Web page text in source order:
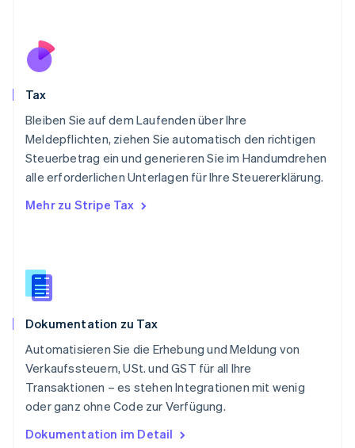
Tax
Bleiben Sie auf dem Laufenden über Ihre
Meldepflichten, ziehen Sie automatisch den richtigen
Steuerbetrag ein und generieren Sie im Handumdrehen
alle erforderlichen Unterlagen für Ihre Steuererklärung.
Mehr zu Stripe Tax
Dokumentation zu Tax
Automatisieren Sie die Erhebung und Meldung von
Verkaufssteuern, USt. und GST für all Ihre
Transaktionen – es stehen Integrationen mit wenig
oder ganz ohne Code zur Verfügung.
Dokumentation im Detail
Portugal
Português
Schweden
Schweiz
DeutschFrançaisItalianoEnglish
Singapur
Slowakei
Sonderverwaltungsregion Hongkong,
China
Spanien
EspañolEnglish
Thailand
Tschechische Republik
English
English